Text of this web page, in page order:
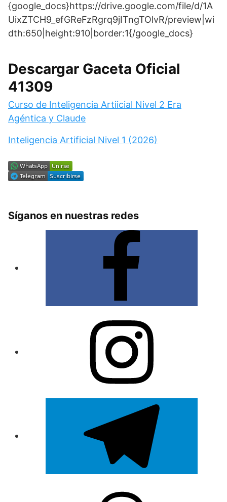
{google_docs}https://drive.google.com/file/d/1A
UixZTCH9_efGReFzRgrq9jITngTOlvR/preview|wi
dth:650|height:910|border:1{/google_docs}
Descargar Gaceta Oficial
41309
Curso de Inteligencia Artiicial Nivel 2 Era
Agéntica y Claude
Inteligencia Artificial Nivel 1 (2026)
Síganos en nuestras redes